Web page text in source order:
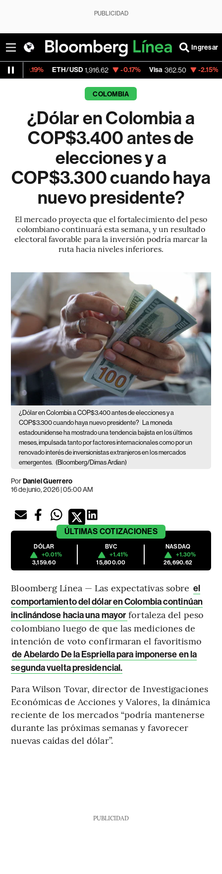
PUBLICIDAD
Ingresar
ETH/USD 1,916.62 -0.17% Visa 362.50 -2.15%
COLOMBIA
¿Dólar en Colombia a
COP$3.400 antes de
elecciones y a
COP$3.300 cuando haya
nuevo presidente?
El mercado proyecta que el fortalecimiento del peso
colombiano continuará esta semana, y un resultado
electoral favorable para la inversión podría marcar la
ruta hacia niveles inferiores.
¿Dólar en Colombia a COP$3.400 antes de elecciones y a
COP$3.300 cuando haya nuevo presidente? La moneda
estadounidense ha mostrado una tendencia bajista en los últimos
meses, impulsada tanto por factores internacionales como por un
renovado interés de inversionistas extranjeros en los mercados
emergentes. (Bloomberg/Dimas Ardian)
PorDaniel Guerrero
16 de junio, 2026 | 05:00 AM
ÚLTIMAS COTIZACIONES
DÓLAR
+0.01%
3,159.60
BVC
+1.41%
15,800.00
NASDAQ
+1.30%
26,690.62
Bloomberg Línea — Las expectativas sobre el
comportamiento del dólar en Colombia continúan
inclinándose hacia una mayor fortaleza del peso
colombiano luego de que las mediciones de
intención de voto confirmaran el favoritismo
de Abelardo De la Espriella para imponerse en la
segunda vuelta presidencial.
Para Wilson Tovar, director de Investigaciones
Económicas de Acciones y Valores, la dinámica
reciente de los mercados “podría mantenerse
durante las próximas semanas y favorecer
nuevas caídas del dólar”.
PUBLICIDAD